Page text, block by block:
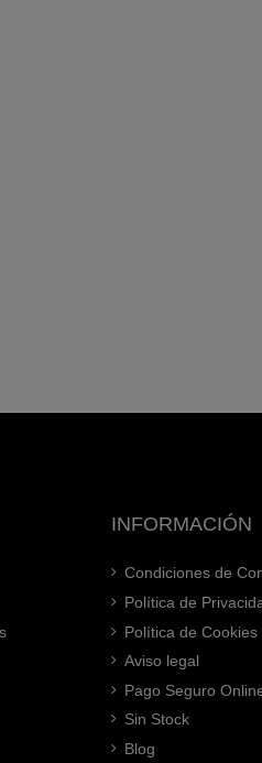
INFORMACIÓN
Condiciones de
Política de
Política de Cookies
Aviso legal
Pago Seguro
Sin Stock
Blog